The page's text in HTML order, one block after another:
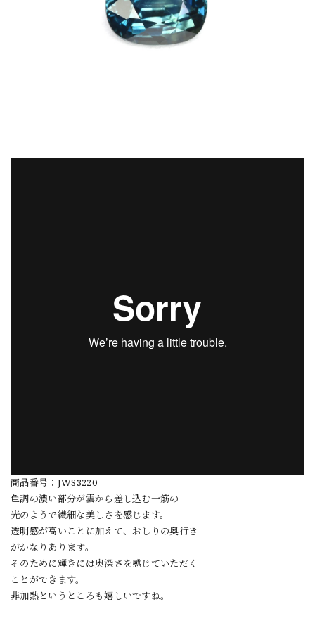
商品番号：JWS3220
色調の濃い部分が雲から差し込む一筋の
光のようで繊細な美しさを感じます。
透明感が高いことに加えて、おしりの奥行き
がかなりあります。
そのために輝きには奥深さを感じていただく
ことができます。
非加熱というところも嬉しいですね。